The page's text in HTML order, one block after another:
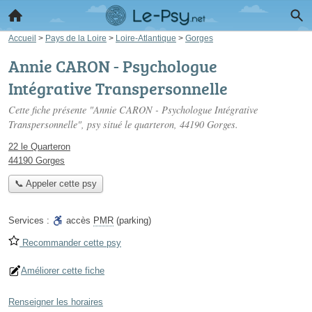
Accueil > Pays de la Loire > Loire-Atlantique > Gorges
Annie CARON - Psychologue
Intégrative Transpersonnelle
Cette fiche présente "Annie CARON - Psychologue Intégrative
Transpersonnelle", psy situé le quarteron, 44190 Gorges.
22 le Quarteron
44190 Gorges
📞 Appeler cette psy
Services : accès PMR (parking)
Recommander cette psy
Améliorer cette fiche
Renseigner les horaires